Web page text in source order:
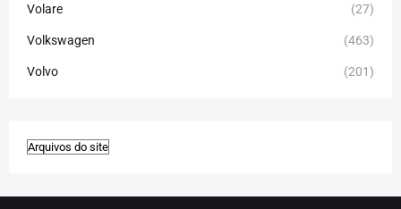
Volare (27)
Volkswagen (463)
Volvo (201)